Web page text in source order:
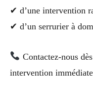
✔ d’une intervention
✔ d’un serrurier à
Contactez-nous
intervention